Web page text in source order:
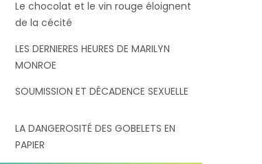
Le chocolat et le vin rouge éloignent
de la cécité
LES DERNIERES HEURES DE MARILYN
MONROE
SOUMISSION ET DÉCADENCE SEXUELLE
LA DANGEROSITÉ DES GOBELETS EN
PAPIER